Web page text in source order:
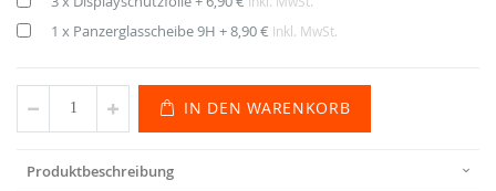
1 x Panzerglasscheibe 9H +8,90 € Inkl. MwSt.
IN DEN WARENKORB
Produktbeschreibung